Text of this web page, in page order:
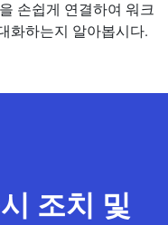
손쉽게 연결하여 워크
화하는지 알아봅시다.
조치 및